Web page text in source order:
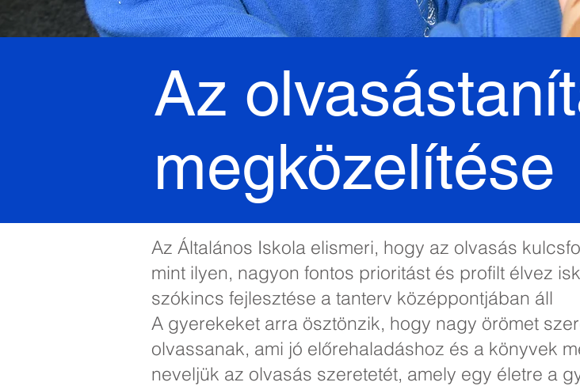
Az
megközelítése
Az Általános Iskola elismeri, hogy az olvasás
mint ilyen, nagyon fontos prioritást és profilt élvez
szókincs fejlesztése a tanterv középpontjában áll
A gyerekeket arra ösztönzik, hogy nagy örömet
olvassanak, ami jó előrehaladáshoz és a könyvek
neveljük az olvasás szeretetét, amely egy életre a